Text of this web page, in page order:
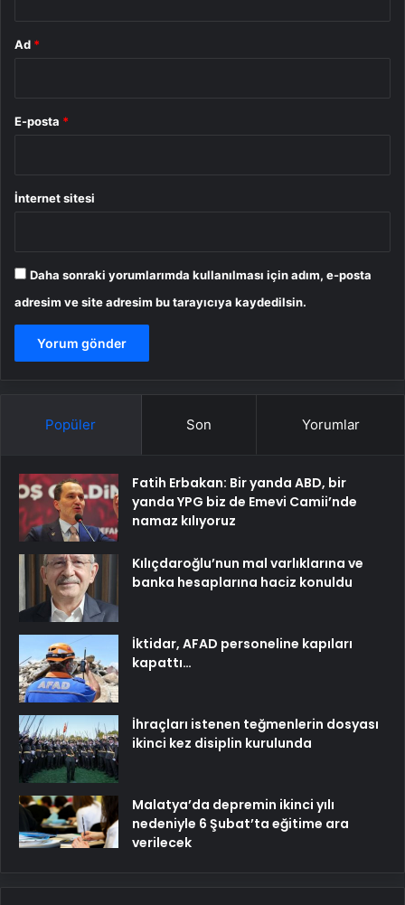
Ad *
E-posta *
İnternet sitesi
Daha sonraki yorumlarımda kullanılması için adım, e-posta
adresim ve site adresim bu tarayıcıya kaydedilsin.
Popüler Son Yorumlar
Fatih Erbakan: Bir yanda ABD, bir
yanda YPG biz de Emevi Camii’nde
namaz kılıyoruz
Kılıçdaroğlu’nun mal varlıklarına ve
banka hesaplarına haciz konuldu
İktidar, AFAD personeline kapıları
kapattı…
İhraçları istenen teğmenlerin dosyası
ikinci kez disiplin kurulunda
Malatya’da depremin ikinci yılı
nedeniyle 6 Şubat’ta eğitime ara
verilecek